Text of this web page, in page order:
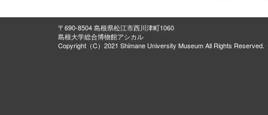
〒690-8504 島根県松江市西川津町1060
島根大学総合博物館アシカル
Copyright（C）2021 Shimane University Museum All Rights Reserved.